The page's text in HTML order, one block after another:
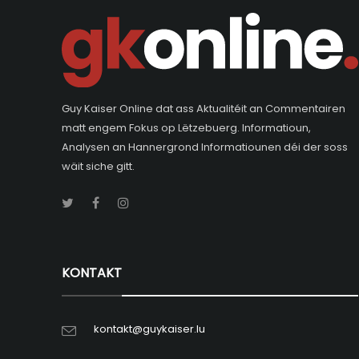
Guy Kaiser Online dat ass Aktualitéit an Commentairen
matt engem Fokus op Lëtzebuerg. Informatioun,
Analysen an Hannergrond Informatiounen déi der soss
wäit siche gitt.
KONTAKT
kontakt@guykaiser.lu